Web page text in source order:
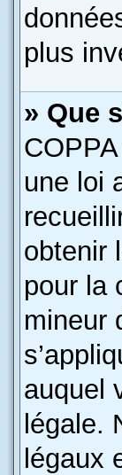
plus
» Que
une loi
obtenir
pour la
mineur
auquel
légale.
légaux